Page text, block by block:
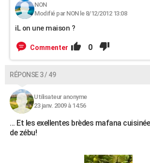
NON
Modifié par NON le 8/12/2012 13:08
iL on une maison ?
Commenter 0
RÉPONSE 3 / 49
Utilisateur anonyme
23 janv. 2009 à 14:56
... Et les exellentes brèdes mafana
de zébu!